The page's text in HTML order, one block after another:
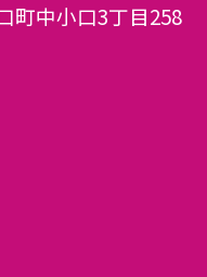
町中小口3丁目258